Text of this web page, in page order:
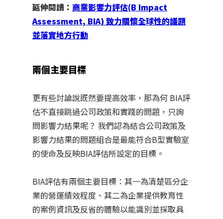
延伸閱讀： 商業影響力評估(B Impact
Assessment, BIA) 致力關懷全球性的議題
並落實地方行動
兩個主要目標
更有些討論說既然要提高效率，那為何 BIA評
估不直接跳過公司政策和實踐的問題，只詢
問影響力結果呢？ 我們認為結合公司政策及
影響力結果的問題組合是最能符合B型實驗室
的使命及反映BIA評估所設定的目標。
BIA評估有兩個主要目標：其一為清楚區分企
業的營運績效程度、其二為企業提供教育性
的案例資訊及反省的體驗以能識別並採取具